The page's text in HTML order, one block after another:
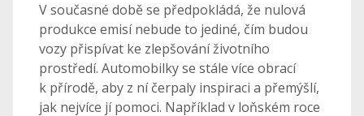
V současné době se předpokládá, že nulová
produkce emisí nebude to jediné, čím budou
vozy přispívat ke zlepšování životního
prostředí. Automobilky se stále více obrací
k přírodě, aby z ní čerpaly inspiraci a přemýšlí,
jak nejvíce jí pomoci. Například v loňském roce